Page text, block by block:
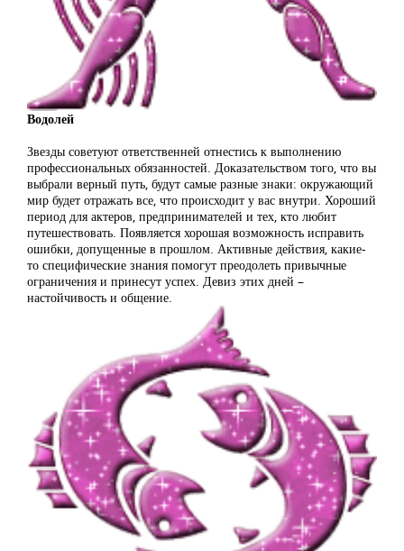
Водолей
Звезды советуют ответственней отнестись к выполнению
профессиональных обязанностей. Доказательством того, что вы
выбрали верный путь, будут самые разные знаки: окружающий
мир будет отражать все, что происходит у вас внутри. Хороший
период для актеров, предпринимателей и тех, кто любит
путешествовать. Появляется хорошая возможность исправить
ошибки, допущенные в прошлом. Активные действия, какие-
то специфические знания помогут преодолеть привычные
ограничения и принесут успех. Девиз этих дней –
настойчивость и общение.